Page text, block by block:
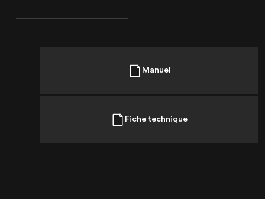
Manuel
Fiche technique